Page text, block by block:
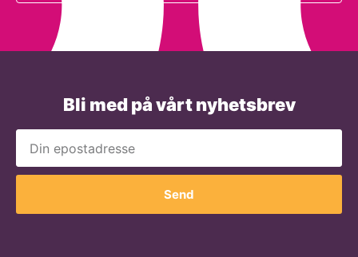
Bli med på vårt nyhetsbrev
Send